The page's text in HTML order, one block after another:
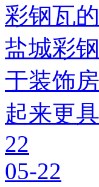
彩钢瓦
盐城彩
于装饰
起来更
22
05-22